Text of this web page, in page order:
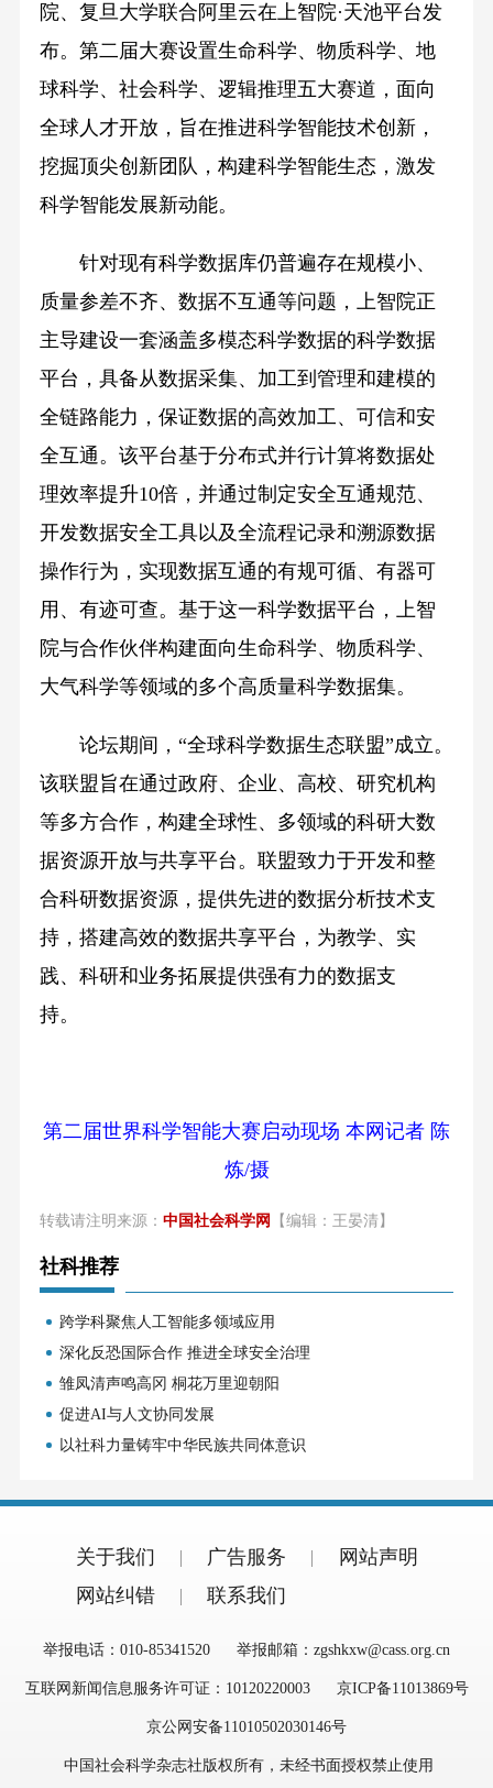
院、复旦大学联合阿里云在上智院·天池平台发
布。第二届大赛设置生命科学、物质科学、地
球科学、社会科学、逻辑推理五大赛道，面向
全球人才开放，旨在推进科学智能技术创新，
挖掘顶尖创新团队，构建科学智能生态，激发
科学智能发展新动能。
针对现有科学数据库仍普遍存在规模小、
质量参差不齐、数据不互通等问题，上智院正
主导建设一套涵盖多模态科学数据的科学数据
平台，具备从数据采集、加工到管理和建模的
全链路能力，保证数据的高效加工、可信和安
全互通。该平台基于分布式并行计算将数据处
理效率提升10倍，并通过制定安全互通规范、
开发数据安全工具以及全流程记录和溯源数据
操作行为，实现数据互通的有规可循、有器可
用、有迹可查。基于这一科学数据平台，上智
院与合作伙伴构建面向生命科学、物质科学、
大气科学等领域的多个高质量科学数据集。
论坛期间，“全球科学数据生态联盟”成立。
该联盟旨在通过政府、企业、高校、研究机构
等多方合作，构建全球性、多领域的科研大数
据资源开放与共享平台。联盟致力于开发和整
合科研数据资源，提供先进的数据分析技术支
持，搭建高效的数据共享平台，为教学、实
践、科研和业务拓展提供强有力的数据支
持。
第二届世界科学智能大赛启动现场 本网记者 陈
炼/摄
转载请注明来源： 中国社会科学网 【编辑：王晏清】
社科推荐
跨学科聚焦人工智能多领域应用
深化反恐国际合作 推进全球安全治理
雏凤清声鸣高冈 桐花万里迎朝阳
促进AI与人文协同发展
以社科力量铸牢中华民族共同体意识
关于我们 广告服务
网站声明
网站纠错
联系我们
举报电话：010-85341520 举报邮箱：zgshkxw@cass.org.cn
互联网新闻信息服务许可证：10120220003 京ICP备11013869号
京公网安备11010502030146号
中国社会科学杂志社版权所有，未经书面授权禁止使用